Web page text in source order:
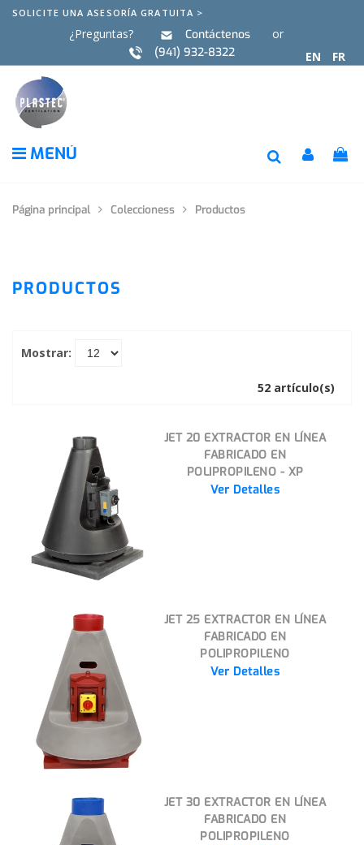
EN FR
SOLICITE UNA ASESORÍA GRATUITA >
¿Preguntas? Contáctenos
or
(941) 932-8322
MENÚ
Página principal Coleccioness Productos
PRODUCTOS
Mostrar:
52 artículo(s)
JET 20 EXTRACTOR EN LÍNEA
FABRICADO EN
POLIPROPILENO - XP
Ver Detalles
JET 25 EXTRACTOR EN LÍNEA
FABRICADO EN
POLIPROPILENO
Ver Detalles
JET 30 EXTRACTOR EN LÍNEA
FABRICADO EN
POLIPROPILENO